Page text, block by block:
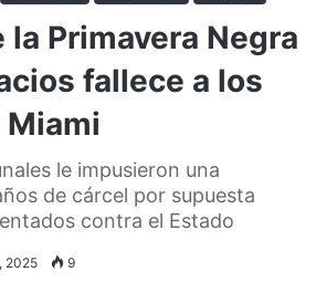
la Primavera Negra
fallece a los
Miami
le impusieron una
de cárcel por supuesta
contra el Estado
2025 9